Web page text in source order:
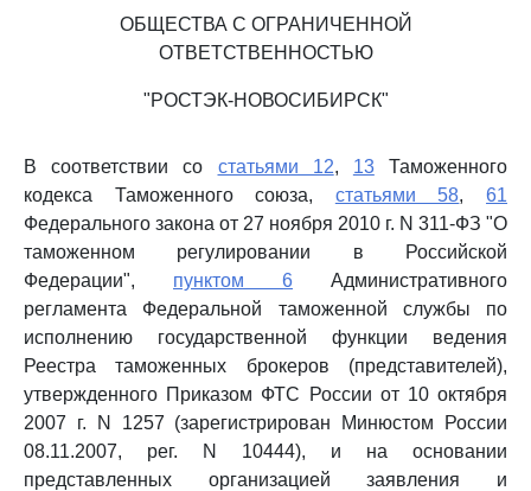
ОБЩЕСТВА С ОГРАНИЧЕННОЙ
ОТВЕТСТВЕННОСТЬЮ
"РОСТЭК-НОВОСИБИРСК"
В соответствии со статьями 12, 13Таможенного
кодекса Таможенного союза, статьями 58,61
Федерального закона от 27 ноября 2010 г. N 311-ФЗ "О
таможенном регулировании в Российской
Федерации", пунктом 6 Административного
регламента Федеральной таможенной службы по
исполнению государственной функции ведения
Реестра таможенных брокеров (представителей),
утвержденного Приказом ФТС России от 10 октября
2007 г. N 1257 (зарегистрирован Минюстом России
08.11.2007, рег. N 10444), и на основании
представленных организацией заявления и